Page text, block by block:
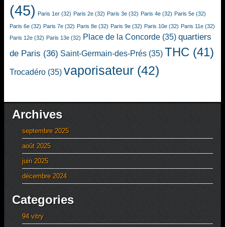
(45) Paris 1er (32) Paris 2e (32) Paris 3e (32) Paris 4e (32) Paris 5e (32)
Paris 6e (32) Paris 7e (32) Paris 8e (32) Paris 9e (32) Paris 10e (32) Paris 11e (32)
Paris 12e (32) Paris 13e (32) Place de la Concorde (35) quartiers
de Paris (36) Saint-Germain-des-Prés (35) THC (41)
Trocadéro (35) vaporisateur (42)
Archives
septembre 2025
août 2025
juin 2025
décembre 2024
Categories
94 vitry